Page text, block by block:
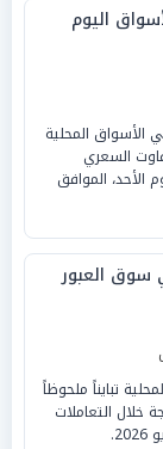
اليوم
الأسواق المحلية
السعري
الأحد، الموافق
سوق العبور
تبايناً ملحوظاً
خلال التعاملات